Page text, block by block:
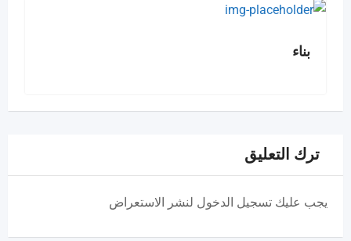
بناء
ترك التعليق
يجب عليك تسجيل الدخول لنشر الاستعراض